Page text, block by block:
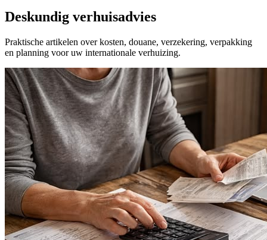
Deskundig verhuisadvies
Praktische artikelen over kosten, douane, verzekering, verpakking
en planning voor uw internationale verhuizing.